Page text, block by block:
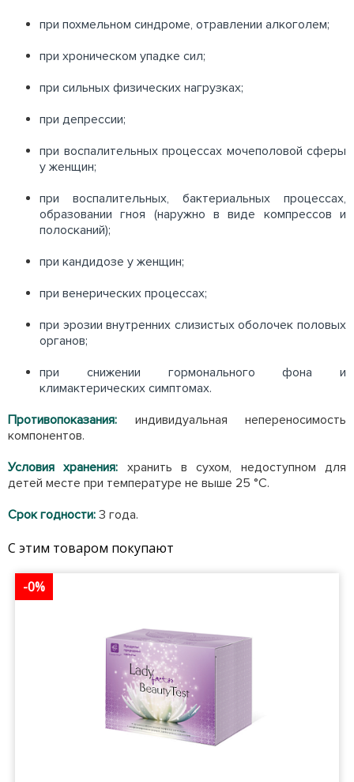
при похмельном синдроме, отравлении алкоголем;
при хроническом упадке сил;
при сильных физических нагрузках;
при депрессии;
при воспалительных процессах мочеполовой сферы
у женщин;
при воспалительных, бактериальных процессах,
образовании гноя (наружно в виде компрессов и
полосканий);
при кандидозе у женщин;
при венерических процессах;
при эрозии внутренних слизистых оболочек половых
органов;
при снижении гормонального фона и
климактерических симптомах.
Противопоказания:
индивидуальная непереносимость
компонентов.
Условия хранения: хранить в сухом, недоступном для
детей месте при температуре не выше 25 °С.
Срок годности: 3 года.
С этим товаром покупают
-0%